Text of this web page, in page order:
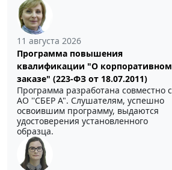
11 августа 2026
Программа повышения
квалификации "О корпоративном
заказе" (223-ФЗ от 18.07.2011)
Программа разработана совместно с
АО ''СБЕР А". Слушателям, успешно
освоившим программу, выдаются
удостоверения установленного
образца.